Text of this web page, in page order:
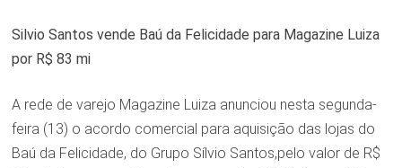
Silvio Santos vende Baú da Felicidade para Magazine Luiza
por R$ 83 mi
A rede de varejo Magazine Luiza anunciou nesta segunda-
feira (13) o acordo comercial para aquisição das lojas do
Baú da Felicidade, do Grupo Sílvio Santos,pelo valor de R$